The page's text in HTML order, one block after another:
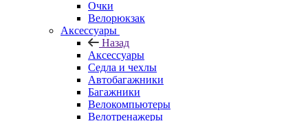
Очки
Велорюкзак
Аксессуары
Назад
Аксессуары
Седла и чехлы
Автобагажники
Багажники
Велокомпьютеры
Велотренажеры